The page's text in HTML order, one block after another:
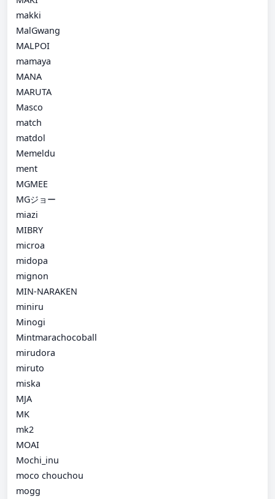
makki
MalGwang
MALPOI
mamaya
MANA
MARUTA
Masco
match
matdol
Memeldu
ment
MGMEE
MGジョー
miazi
MIBRY
microa
midopa
mignon
MIN-NARAKEN
miniru
Minogi
Mintmarachocoball
mirudora
miruto
miska
MJA
MK
mk2
MOAI
Mochi_inu
moco chouchou
mogg